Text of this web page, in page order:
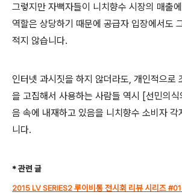
그렇지만 자뻑자들이 니치향수 시장의 매출
역할은 상당하기 때문에 공급자 입장에서도
적지 않습니다.
인터넷 과시짓을 하지 않더라도, 개인적으로
을 고집해서 사용하는 사람들 역시 [선민의
음 속에 내재하고 있음을 니치향수 소비자 각
니다.
* 관련 글
2015 LV SERIES2 루이비통 전시회 리뷰 시리즈